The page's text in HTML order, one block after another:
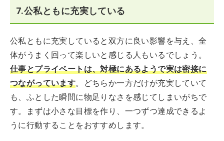
7.公私ともに充実している
公私ともに充実していると双方に良い影響を与え、全
体がうまく回って楽しいと感じる人もいるでしょう。
仕事とプライベートは、対極にあるようで実は密接に
つながっています。どちらか一方だけが充実していて
も、ふとした瞬間に物足りなさを感じてしまいがちで
す。まずは小さな目標を作り、一つずつ達成できるよ
うに行動することをおすすめします。